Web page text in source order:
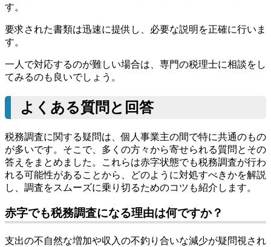
す。
要求された書類は迅速に提供し、必要な説明を正確に行いま
す。
一人で対応するのが難しい場合は、専門の税理士に相談をし
てみるのも良いでしょう。
よくある質問と回答
税務調査に関する疑問は、個人事業主の間で特に共通のもの
が多いです。そこで、多くの方々から寄せられる質問とその
答えをまとめました。これらは赤字状態でも税務調査が行わ
れる可能性があることから、どのように対処すべきかを解説
し、調査をスムーズに乗り切るためのコツも紹介します。
赤字でも税務調査になる理由は何ですか？
支出の不自然な増加や収入の不釣り合いな減少が疑問視され